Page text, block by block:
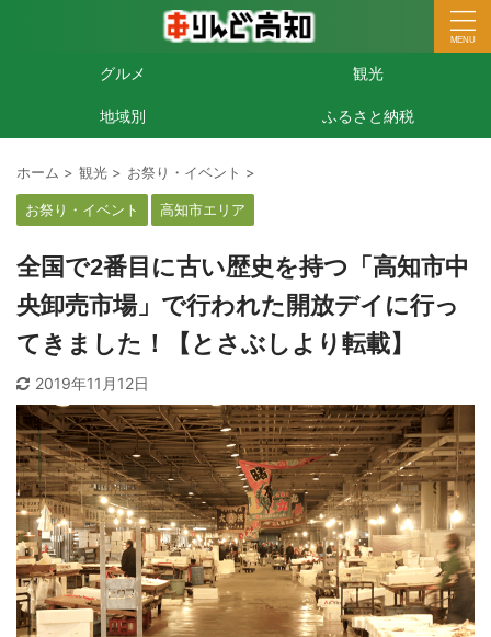
グルメ 観光
地域別 ふるさと納税
ホーム > 観光 > お祭り・イベント >
お祭り・イベント 高知市エリア
全国で2番目に古い歴史を持つ「高知市中
央卸売市場」で行われた開放デイに行っ
てきました！【とさぶしより転載】
2019年11月12日